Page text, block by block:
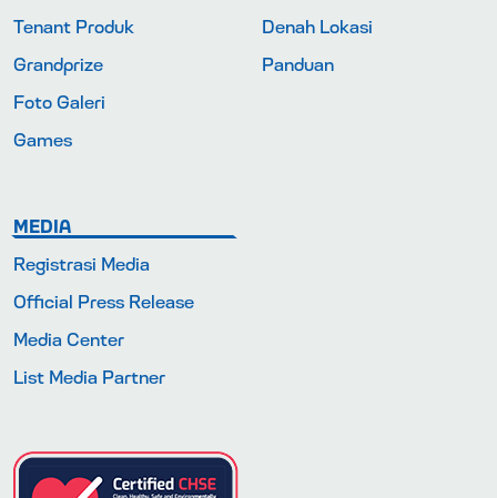
Tenant Produk
Grandprize
Foto Galeri
Games
Denah Lokasi
Panduan
MEDIA
Registrasi Media
Official Press Release
Media Center
List Media Partner